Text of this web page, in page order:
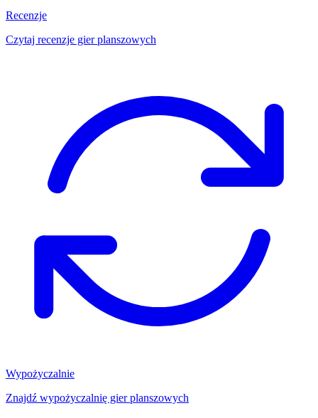
Recenzje
Czytaj recenzje gier planszowych
Wypożyczalnie
Znajdź wypożyczalnię gier planszowych